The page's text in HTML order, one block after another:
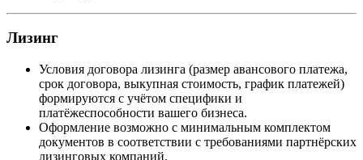
Лизинг
Условия договора лизинга (размер авансового платежа,
срок договора, выкупная стоимость, график платежей)
формируются с учётом специфики и
платёжеспособности вашего бизнеса.
Оформление возможно с минимальным комплектом
документов в соответствии с требованиями партнёрских
лизинговых компаний.